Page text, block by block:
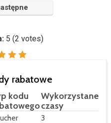
5 (2 votes)
rabatowe
kodu
Wykorzystane
czasy
3